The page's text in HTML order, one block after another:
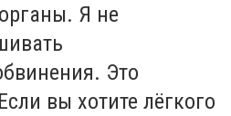
Я не
Это
вы хотите лёгкого